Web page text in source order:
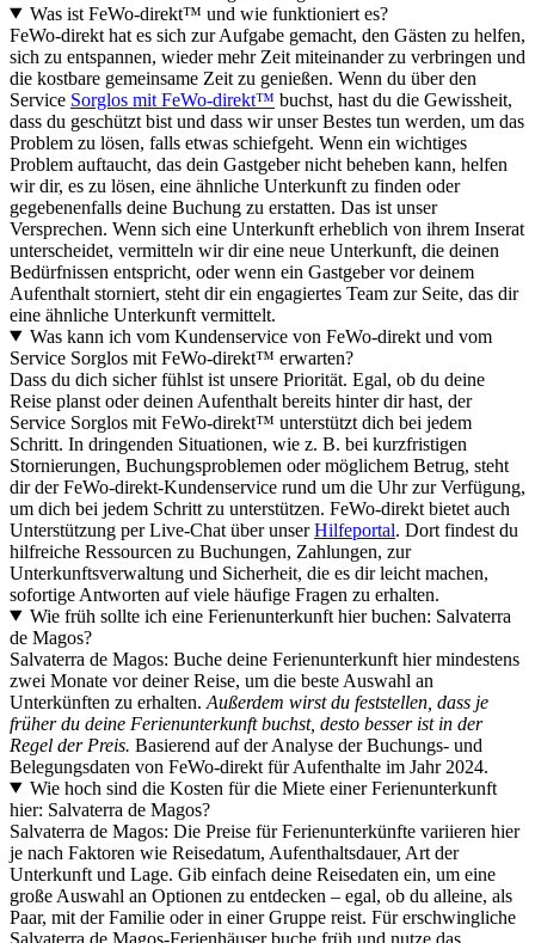
Was ist FeWo-direkt™ und wie funktioniert es?
FeWo-direkt hat es sich zur Aufgabe gemacht, den Gästen zu helfen,
sich zu entspannen, wieder mehr Zeit miteinander zu verbringen und
die kostbare gemeinsame Zeit zu genießen. Wenn du über den
Service Sorglos mit FeWo-direkt™ buchst, hast du die Gewissheit,
dass du geschützt bist und dass wir unser Bestes tun werden, um das
Problem zu lösen, falls etwas schiefgeht. Wenn ein wichtiges
Problem auftaucht, das dein Gastgeber nicht beheben kann, helfen
wir dir, es zu lösen, eine ähnliche Unterkunft zu finden oder
gegebenenfalls deine Buchung zu erstatten. Das ist unser
Versprechen. Wenn sich eine Unterkunft erheblich von ihrem Inserat
unterscheidet, vermitteln wir dir eine neue Unterkunft, die deinen
Bedürfnissen entspricht, oder wenn ein Gastgeber vor deinem
Aufenthalt storniert, steht dir ein engagiertes Team zur Seite, das dir
eine ähnliche Unterkunft vermittelt.
Was kann ich vom Kundenservice von FeWo-direkt und vom
Service Sorglos mit FeWo-direkt™ erwarten?
Dass du dich sicher fühlst ist unsere Priorität. Egal, ob du deine
Reise planst oder deinen Aufenthalt bereits hinter dir hast, der
Service Sorglos mit FeWo-direkt™ unterstützt dich bei jedem
Schritt. In dringenden Situationen, wie z. B. bei kurzfristigen
Stornierungen, Buchungsproblemen oder möglichem Betrug, steht
dir der FeWo-direkt-Kundenservice rund um die Uhr zur Verfügung,
um dich bei jedem Schritt zu unterstützen. FeWo-direkt bietet auch
Unterstützung per Live-Chat über unserHilfeportal. Dort findest du
hilfreiche Ressourcen zu Buchungen, Zahlungen, zur
Unterkunftsverwaltung und Sicherheit, die es dir leicht machen,
sofortige Antworten auf viele häufige Fragen zu erhalten.
Wie früh sollte ich eine Ferienunterkunft hier buchen: Salvaterra
de Magos?
Salvaterra de Magos: Buche deine Ferienunterkunft hier mindestens
zwei Monate vor deiner Reise, um die beste Auswahl an
Unterkünften zu erhalten. Außerdem wirst du feststellen, dass je
früher du deine Ferienunterkunft buchst, desto besser ist in der
Regel der Preis. Basierend auf der Analyse der Buchungs- und
Belegungsdaten von FeWo-direkt für Aufenthalte im Jahr 2024.
Wie hoch sind die Kosten für die Miete einer Ferienunterkunft
hier: Salvaterra de Magos?
Salvaterra de Magos: Die Preise für Ferienunterkünfte variieren hier
je nach Faktoren wie Reisedatum, Aufenthaltsdauer, Art der
Unterkunft und Lage. Gib einfach deine Reisedaten ein, um eine
große Auswahl an Optionen zu entdecken – egal, ob du alleine, als
Paar, mit der Familie oder in einer Gruppe reist. Für erschwingliche
Salvaterra de Magos-Ferienhäuser buche früh und nutze das